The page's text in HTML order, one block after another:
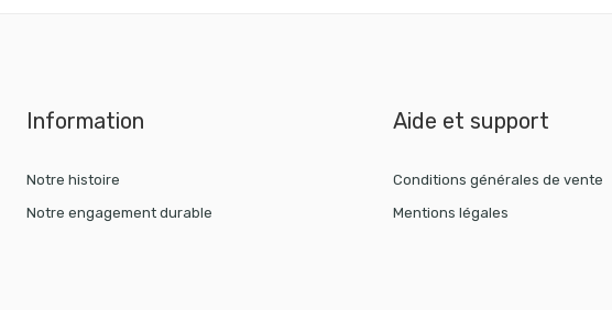
Information
Notre histoire
Notre engagement durable
Aide et support
Conditions générales de vente
Mentions légales